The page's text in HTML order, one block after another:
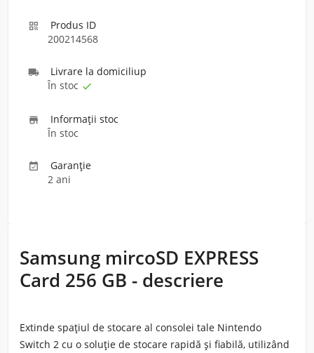

Produs ID
200214568
 Livrare la domiciliup
În stoc 

Informaţii stoc
În stoc

Garanție
2 ani
Samsung mircoSD EXPRESS
Card 256 GB - descriere
Extinde spațiul de stocare al consolei tale Nintendo
Switch 2 cu o soluție de stocare rapidă și fiabilă, utilizând